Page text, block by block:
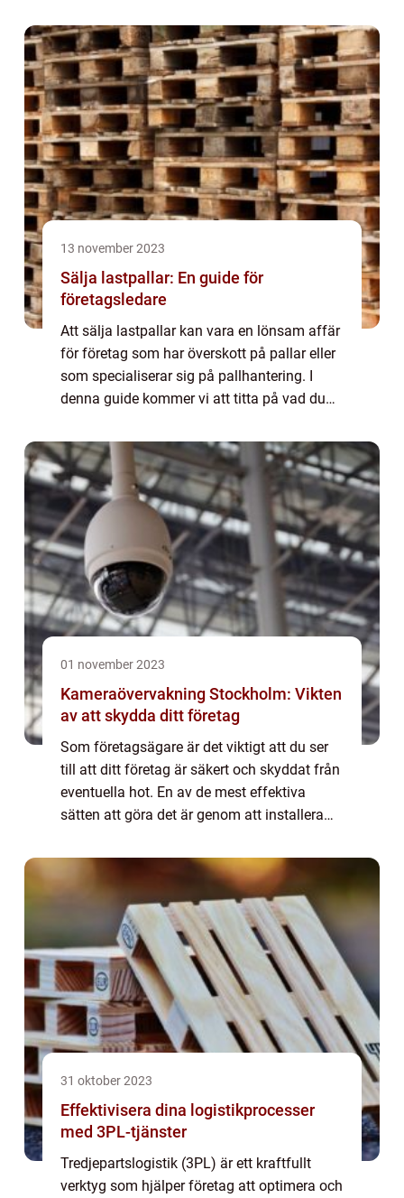
13 november 2023
Sälja lastpallar: En guide för
företagsledare
Att sälja lastpallar kan vara en lönsam affär
för företag som har överskott på pallar eller
som specialiserar sig på pallhantering. I
denna guide kommer vi att titta på vad du
01 november 2023
Kameraövervakning Stockholm: Vikten
av att skydda ditt företag
Som företagsägare är det viktigt att du ser
till att ditt företag är säkert och skyddat från
eventuella hot. En av de mest effektiva
sätten att göra det är genom att installera
artikel kommer vi att titta närmar...
31 oktober 2023
Effektivisera dina logistikprocesser
med 3PL-tjänster
Tredjepartslogistik (3PL) är ett kraftfullt
verktyg som hjälper företag att optimera och